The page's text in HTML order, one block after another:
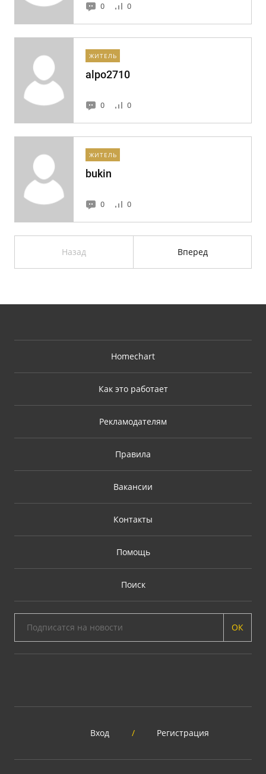
0 0
ЖИТЕЛЬ
alpo2710
0 0
ЖИТЕЛЬ
bukin
0 0
Назад Вперед
Homechart
Как это работает
Рекламодателям
Правила
Вакансии
Контакты
Помощь
Поиск
ОК
Вход / Регистрация